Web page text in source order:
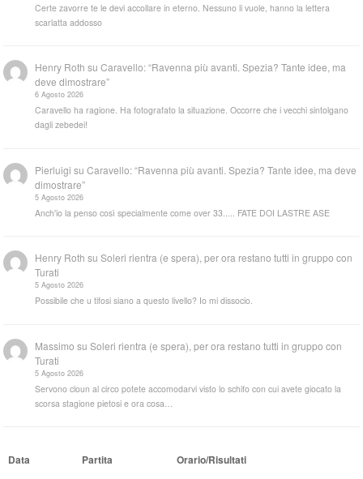
Certe zavorre te le devi accollare in eterno. Nessuno li vuole, hanno la lettera
scarlatta addosso
Henry Roth suCaravello: “Ravenna più avanti. Spezia? Tante idee, ma
deve dimostrare”
6 Agosto 2026
Caravello ha ragione. Ha fotografato la situazione. Occorre che i vecchi sintolgano
dagli zebedei!
Pierluigi suCaravello: “Ravenna più avanti. Spezia? Tante idee, ma deve
dimostrare”
5 Agosto 2026
Anch'io la penso così specialmente come over 33..... FATE DOI LASTRE ASE
Henry Roth suSoleri rientra (e spera), per ora restano tutti in gruppo con
Turati
5 Agosto 2026
Possibile che u tifosi siano a questo livello? Io mi dissocio.
Massimo suSoleri rientra (e spera), per ora restano tutti in gruppo con
Turati
5 Agosto 2026
Servono cloun al circo potete accomodarvi visto lo schifo con cui avete giocato la
scorsa stagione pietosi e ora cosa…
Data Partita Orario/Risultati